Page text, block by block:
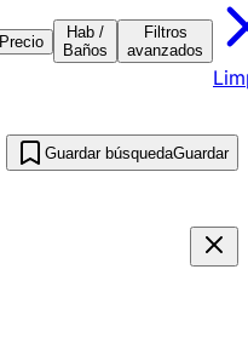
Precio
Hab /
Baños
Filtros
avanzados
Guardar búsquedaGuardar